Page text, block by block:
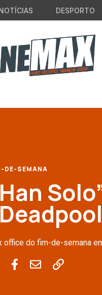
DESPORTO
DE-SEMANA
office do fim-de-semana